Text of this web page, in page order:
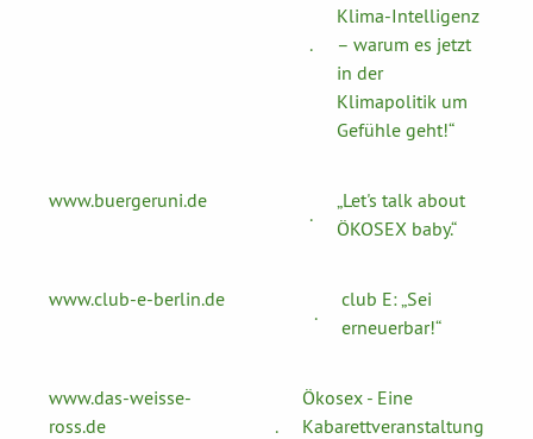
.
Klima-Intelligenz
– warum es jetzt
in der
Klimapolitik um
Gefühle geht!“
www.buergeruni.de
.
„Let's talk about
ÖKOSEX baby.“
www.club-e-berlin.de
.
club E: „Sei
erneuerbar!“
www.das-weisse-
ross.de
.
Ökosex - Eine
Kabarettveranstaltung